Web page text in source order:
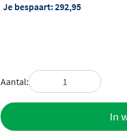
Je bespaart:292,95
Aantal:
In
Toevoegen aan offerte